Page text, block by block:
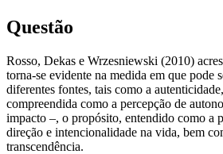
Questão
Rosso, Dekas e Wrzesniewski (2010)
torna-se evidente na medida em que pode
diferentes fontes, tais como a
compreendida como a percepção de
impacto –, o propósito, entendido como a
direção e intencionalidade na vida, bem
transcendência.